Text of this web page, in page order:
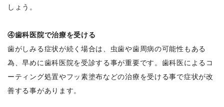
しょう。
④歯科医院で治療を受ける
歯がしみる症状が続く場合は、虫歯や歯周病の可能性もある
為、早めに歯科医院を受診する事が重要です。歯科医によるコ
ーティング処置やフッ素塗布などの治療を受ける事で症状が改
善する事があります。